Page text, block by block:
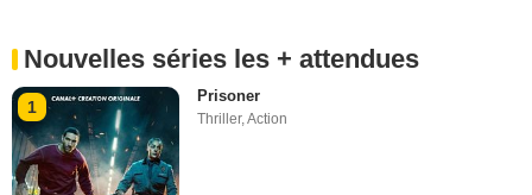
Nouvelles séries les + attendues
1
Prisoner
Thriller,Action